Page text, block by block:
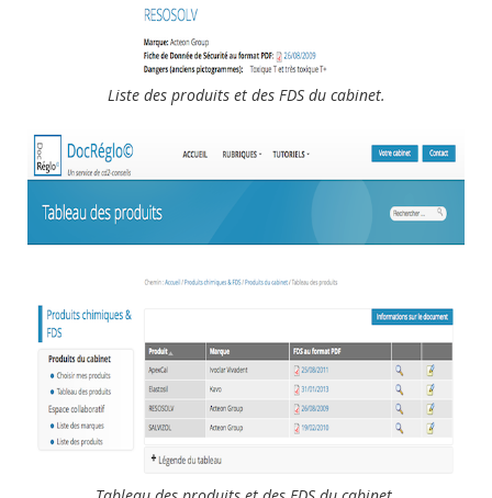
Liste des produits et des FDS du cabinet.